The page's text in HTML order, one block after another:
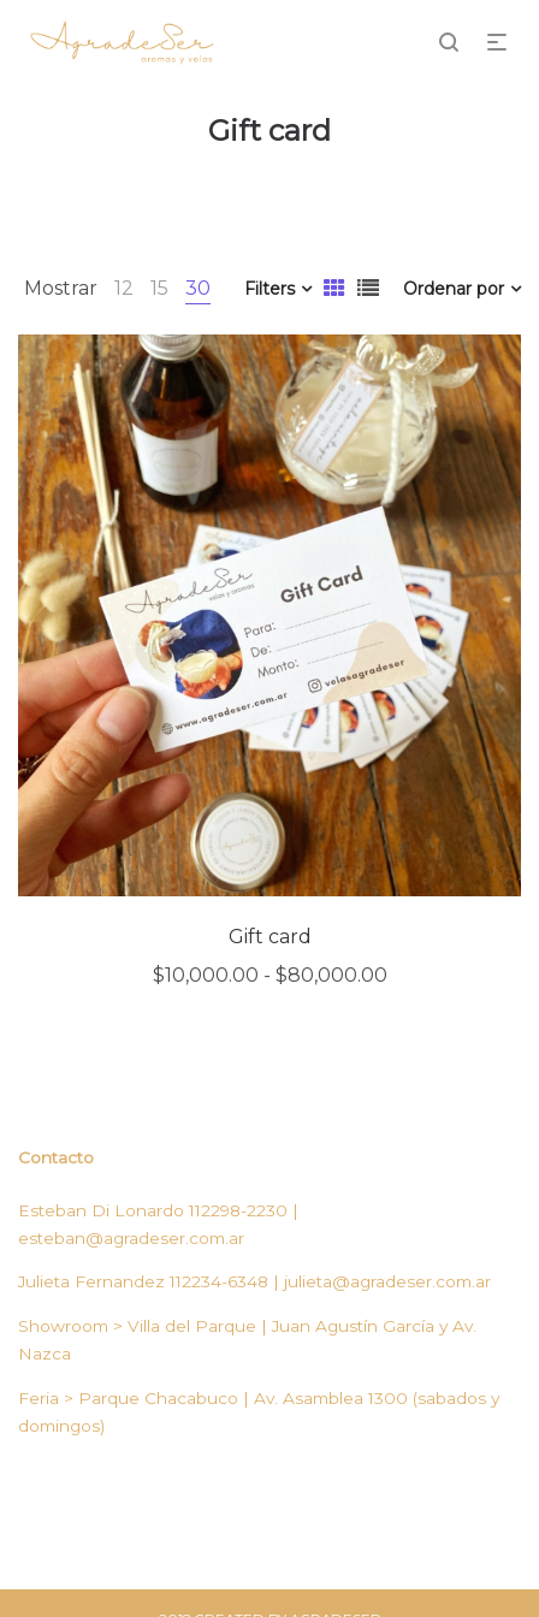
Gift card
Mostrar 12 15 30 Ordenar por
Filters
Gift card
$10,000.00 - $80,000.00Rango
Contacto
Esteban Di Lonardo 112298-2230 |
esteban@agradeser.com.ar
Julieta Fernandez 112234-6348 | julieta@agradeser.com.ar
Showroom > Villa del Parque | Juan Agustín García y Av.
Nazca
Feria > Parque Chacabuco | Av. Asamblea 1300 (sabados y
domingos)